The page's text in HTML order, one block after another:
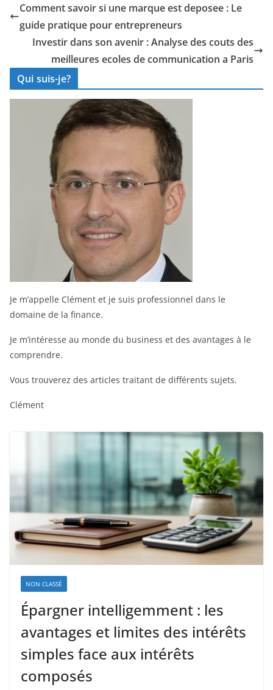
Comment savoir si une marque est deposee : Le
guide pratique pour entrepreneurs
Investir dans son avenir : Analyse des couts des
meilleures ecoles de communication a Paris
Qui suis-je?
Je m’appelle Clément et je suis professionnel dans le
domaine de la finance.
Je m’intéresse au monde du business et des avantages à le
comprendre.
Vous trouverez des articles traitant de différents sujets.
Clément
NON CLASSÉ
Épargner intelligemment : les
avantages et limites des intérêts
simples face aux intérêts
composés